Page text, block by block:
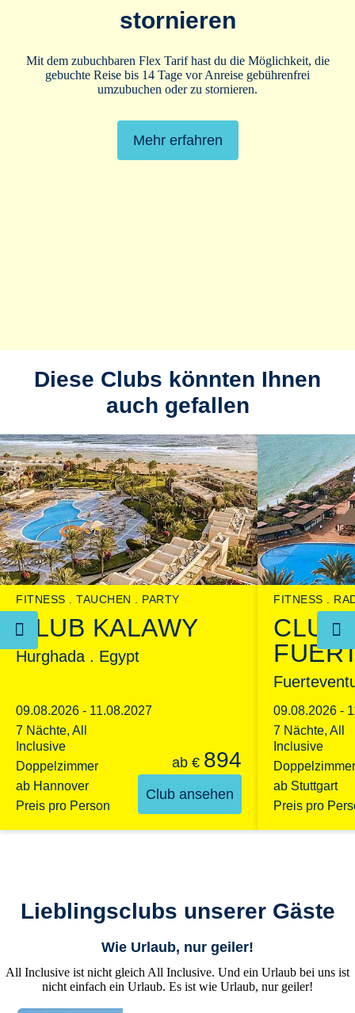
00902427630500
info.jacaranda@tui-magiclife.com
Bei TUI Paketreisen (inkl. Flug, ausgenommen
XTUI-Reisen) ist ein Ticket 2. Klasse für die
Mehr Informationen erhälst duhier.
stornieren
Mit dem zubuchbaren Flex Tarif hast du die Möglichkeit, die
gebuchte Reise bis 14 Tage vor Anreise gebührenfrei
umzubuchen oder zu stornieren.
Mehr erfahren
Diese Clubs könnten Ihnen
auch gefallen
FITNESS TAUCHEN PARTY
CLUB KALAWY
Hurghada . Egypt
09.08.2026 - 11.08.2027
7 Nächte, All
Inclusive
Doppelzimmer
ab Hannover
Preis pro Person
ab € 894
Club ansehen
FITNESS
CLUB
09.08.2026 -
7 Nächte, All
Inclusive
Doppelzimmer
ab Stuttgart
Preis pro
Lieblingsclubs unserer Gäste
Wie Urlaub, nur geiler!
All Inclusive ist nicht gleich All Inclusive. Und ein Urlaub bei uns ist
nicht einfach ein Urlaub. Es ist wie Urlaub, nur geiler!